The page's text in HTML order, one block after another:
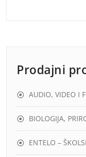
Prodajni
AUDIO, VIDEO I
BIOLOGIJA,
ENTELO –